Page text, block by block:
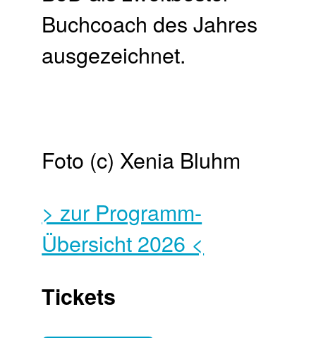
Buchcoach des Jahres
ausgezeichnet.
Foto (c) Xenia Bluhm
> zur Programm-
Übersicht 2026 <
Tickets